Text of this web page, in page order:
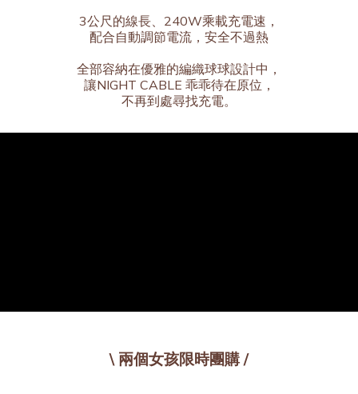
3公尺的線長、240W乘載充電速，
配合自動調節電流，安全不過熱
全部容納在優雅的編織球球設計中，
讓NIGHT CABLE 乖乖待在原位，
不再到處尋找充電。
\ 兩個女孩限時團購 /